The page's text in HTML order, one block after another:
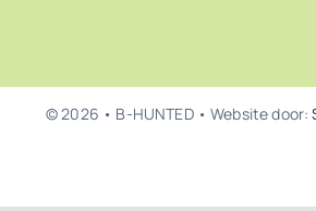
© 2026 • B-HUNTED • Website door: